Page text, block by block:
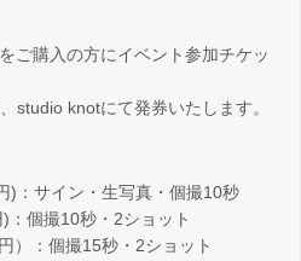
ご購入の方にイベント参加チケッ
studio knotにて発券いたします。
)：サイン・生写真・個撮10秒
個撮10秒・2ショット
）：個撮15秒・2ショット